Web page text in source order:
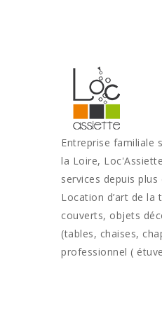
Entreprise familiale
la Loire,
services depuis plus
Location d’art de la
couverts, objets
(tables, chaises,
professionnel (